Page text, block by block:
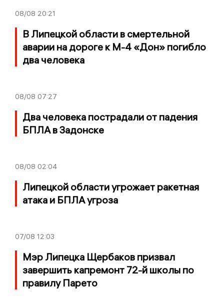
08/08 20:21
В Липецкой области в смертельной
аварии на дороге к М-4 «Дон» погибло
два человека
08/08 07:27
Два человека пострадали от падения
БПЛА в Задонске
08/08 02:04
Липецкой области угрожает ракетная
атака и БПЛА угроза
07/08 12:03
Мэр Липецка Щербаков призвал
завершить капремонт 72-й школы по
правилу Парето